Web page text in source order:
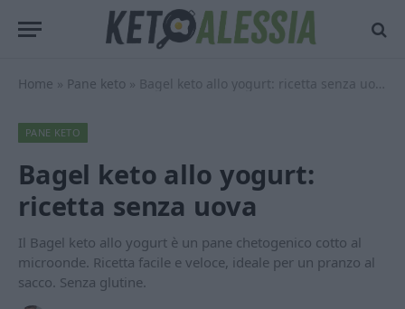
Home » Pane keto » Bagel keto allo yogurt: ricetta senza uova
PANE KETO
Bagel keto allo yogurt:
ricetta senza uova
Il Bagel keto allo yogurt è un pane chetogenico cotto al
microonde. Ricetta facile e veloce, ideale per un pranzo al
sacco. Senza glutine.